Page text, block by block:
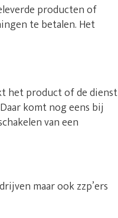
producten of
te betalen. Het
het product of de dienst
komt nog eens bij
van een
maar ook zzp’ers